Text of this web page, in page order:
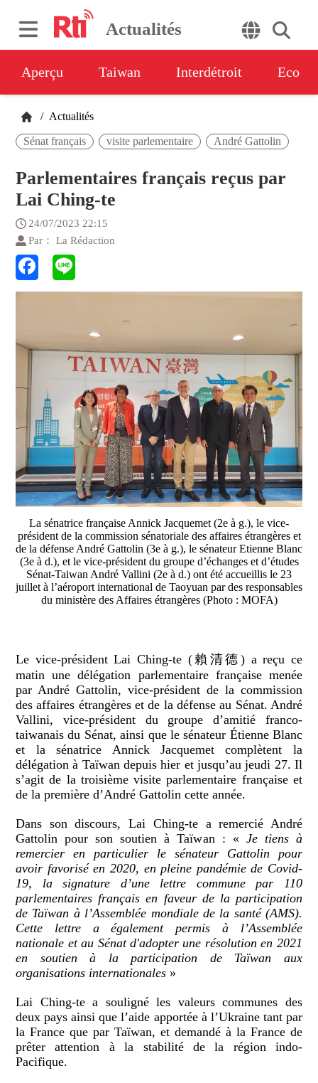
Actualités
Aperçu Taiwan Interdétroit Eco
/ Actualités
Sénat français visite parlementaire André Gattolin
Parlementaires français reçus par
Lai Ching-te
24/07/2023 22:15
Par： La Rédaction
La sénatrice française Annick Jacquemet (2e à g.), le vice-
président de la commission sénatoriale des affaires étrangères et
de la défense André Gattolin (3e à g.), le sénateur Etienne Blanc
(3e à d.), et le vice-président du groupe d’échanges et d’études
Sénat-Taiwan André Vallini (2e à d.) ont été accueillis le 23
juillet à l’aéroport international de Taoyuan par des responsables
du ministère des Affaires étrangères (Photo : MOFA)
Le vice-président Lai Ching-te (賴清德) a reçu ce
matin une délégation parlementaire française menée
par André Gattolin, vice-président de la commission
des affaires étrangères et de la défense au Sénat. André
Vallini, vice-président du groupe d’amitié franco-
taiwanais du Sénat, ainsi que le sénateur Étienne Blanc
et la sénatrice Annick Jacquemet complètent la
délégation à Taïwan depuis hier et jusqu’au jeudi 27. Il
s’agit de la troisième visite parlementaire française et
de la première d’André Gattolin cette année.
Dans son discours, Lai Ching-te a remercié André
Gattolin pour son soutien à Taïwan : « Je tiens à
remercier en particulier le sénateur Gattolin pour
avoir favorisé en 2020, en pleine pandémie de Covid-
19, la signature d’une lettre commune par 110
parlementaires français en faveur de la participation
de Taïwan à l’Assemblée mondiale de la santé (AMS).
Cette lettre a également permis à l’Assemblée
nationale et au Sénat d'adopter une résolution en 2021
en soutien à la participation de Taïwan aux
organisations internationales »
Lai Ching-te a souligné les valeurs communes des
deux pays ainsi que l’aide apportée à l’Ukraine tant par
la France que par Taïwan, et demandé à la France de
prêter attention à la stabilité de la région indo-
Pacifique.